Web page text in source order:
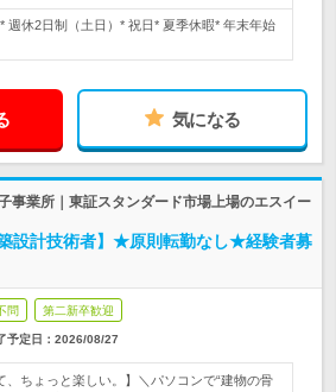
週休2日制（土日）* 祝日* 夏季休暇* 年末年始
気になる
事業所｜東証スタンダード市場上場のエスイー
設計技術者】★原則転勤なし★経験者募
問 第二新卒歓迎
予定日： 2026/08/27
、ちょっと楽しい。】＼パソコンで“建物の骨